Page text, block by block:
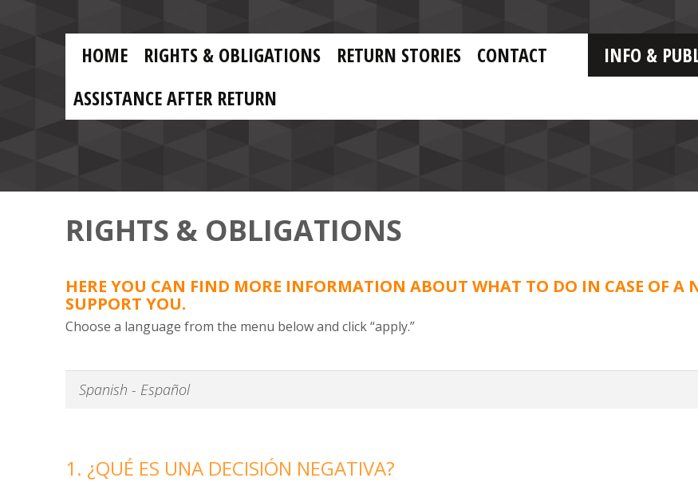
MAIN
NAVIGATION
HOME RIGHTS & OBLIGATIONS RETURN STORIES CONTACT
INFO &
ASSISTANCE AFTER RETURN
RIGHTS & OBLIGATIONS
HERE YOU CAN FIND MORE INFORMATION ABOUT WHAT TO DO IN CASE OF A
SUPPORT YOU.
Choose a language from the menu below and click “apply.”
1. ¿QUÉ ES UNA DECISIÓN NEGATIVA?